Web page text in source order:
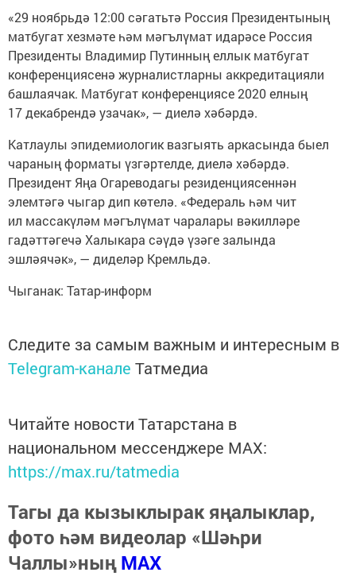
«29 ноябрьдә 12:00 сәгатьтә Россия Президентының
матбугат хезмәте һәм мәгълүмат идарәсе Россия
Президенты Владимир Путинның еллык матбугат
конференциясенә журналистларны аккредитацияли
башлаячак. Матбугат конференциясе 2020 елның
17 декабрендә узачак», — диелә хәбәрдә.
Катлаулы эпидемиологик вазгыять аркасында быел
чараның форматы үзгәртелде, диелә хәбәрдә.
Президент Яңа Огареводагы резиденциясеннән
элемтәгә чыгар дип көтелә. «Федераль һәм чит
ил массакүләм мәгълүмат чаралары вәкилләре
гадәттәгечә Халыкара сәүдә үзәге залында
эшләячәк», — диделәр Кремльдә.
Чыганак: Татар-информ
Следите за самым важным и интересным в
Telegram-канале Татмедиа
Читайте новости Татарстана в
национальном мессенджере MАХ:
https://max.ru/tatmedia
Тагы да кызыклырак яңалыклар,
фото һәм видеолар «Шәһри
Чаллы»ныңMAX